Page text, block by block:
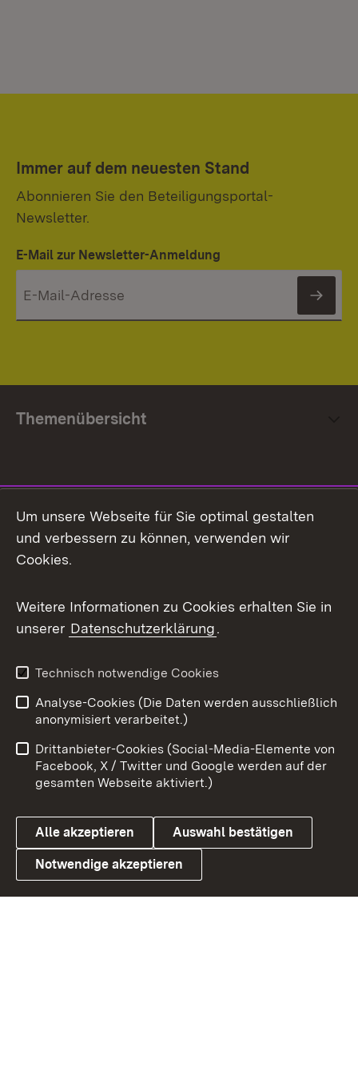
Immer auf dem neuesten Stand
Abonnieren Sie den Beteiligungsportal-
Newsletter.
E-Mail zur Newsletter-Anmeldung
Themenübersicht
Facebook
X / Twitter
Youtube
Link zum Landesportal
Impressum
Kontakt
Barrierefreiheit
Datenschutz
Cookies
Um unsere Webseite für Sie optimal gestalten
und verbessern zu können, verwenden wir
Cookies.
Weitere Informationen zu Cookies erhalten Sie in
unserer Datenschutzerklärung.
Technisch notwendige Cookies
Analyse-Cookies (Die Daten werden ausschließlich
anonymisiert verarbeitet.)
Drittanbieter-Cookies (Social-Media-Elemente von
Facebook, X / Twitter und Google werden auf der
gesamten Webseite aktiviert.)
Alle akzeptieren Auswahl bestätigen
Notwendige akzeptieren